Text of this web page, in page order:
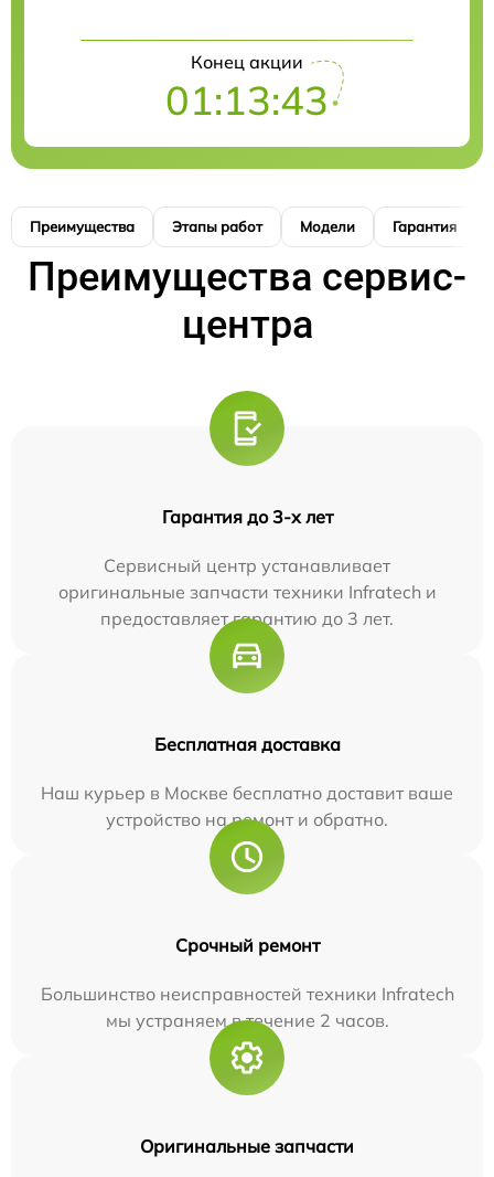
Конец акции
01:13:42
Преимущества Этапы работ Модели Гарантия
Преимущества сервис-
центра
Гарантия до 3-х лет
Сервисный центр устанавливает
оригинальные запчасти техники Infratech и
предоставляет гарантию до 3 лет.
Бесплатная доставка
Наш курьер в Москве бесплатно доставит ваше
устройство на ремонт и обратно.
Срочный ремонт
Большинство неисправностей техники Infratech
мы устраняем в течение 2 часов.
Оригинальные запчасти